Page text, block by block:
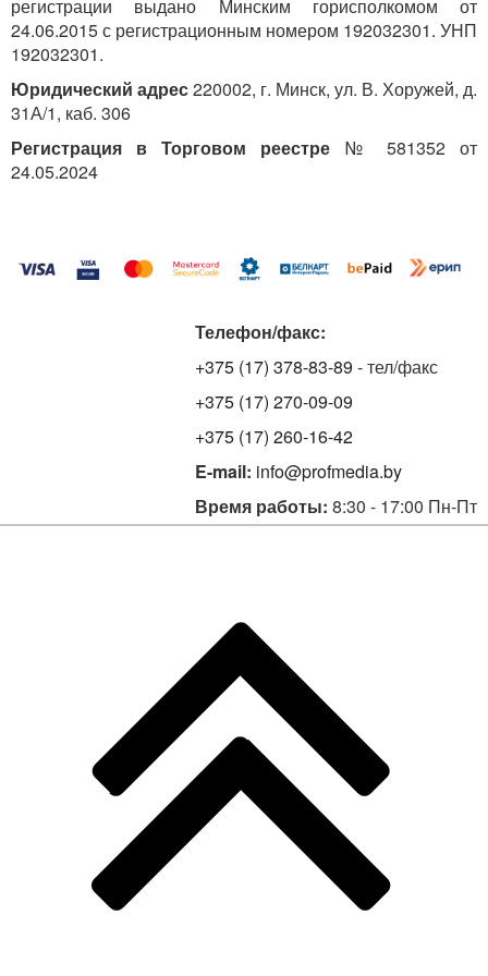
отработанного времени, в том числе в сверхурочное
время, государственные праздники, праздничные (ч.
1ст. 147) и выходные дни, и других необходимых
сведений. Формы документов для учета явок на
работу и ухода с нее, а также порядок их заполнения
утверждаются нанимателем (ч. 3
5. Учет календарных дней отпуска без
В соответствии с требованиями ТК наниматель не
вправе предусмотреть в локальном правовом акте
заработной платы в связи со вступлением работника
с наступлением такого события наниматель вправе
оказать материальную помощь работнику.
Примерная форма
заявления
о предоставлении
в связи со
вступлением в брак
Примерная форма
регистрации выдано Минским горисполкомом от
24.06.2015 с регистрационным номером 192032301. УНП
192032301.
Юридический адрес220002, г. Минск, ул. В. Хоружей, д.
31А/1, каб. 306
Регистрация в Торговом реестре № 581352 от
24.05.2024
Телефон/факс:
+375 (17) 378-83-89 - тел/факс
+375 (17) 270-09-09
+375 (17) 260-16-42
E-mail: info@profmedia.by
Время работы: 8:30 - 17:00 Пн-Пт